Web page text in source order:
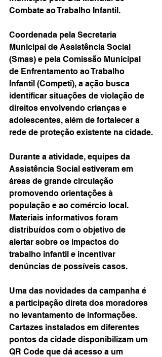
Combate ao Trabalho Infantil.
Coordenada pela Secretaria
Municipal de Assistência Social
(Smas) e pela Comissão Municipal
de Enfrentamento ao Trabalho
Infantil (Competi), a ação busca
identificar situações de violação de
direitos envolvendo crianças e
adolescentes, além de fortalecer a
rede de proteção existente na cidade.
Durante a atividade, equipes da
Assistência Social estiveram em
áreas de grande circulação
promovendo orientações à
população e ao comércio local.
Materiais informativos foram
distribuídos com o objetivo de
alertar sobre os impactos do
trabalho infantil e incentivar
denúncias de possíveis casos.
Uma das novidades da campanha é
a participação direta dos moradores
no levantamento de informações.
Cartazes instalados em diferentes
pontos da cidade disponibilizam um
QR Code que dá acesso a um